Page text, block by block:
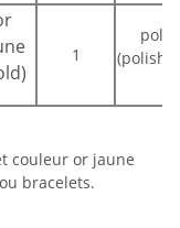
1
poli
couleur or jaune
bracelets.